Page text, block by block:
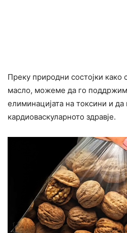
Преку природни состојки како
масло, можеме да го
елиминацијата на токсини и
кардиоваскуларното здравје.